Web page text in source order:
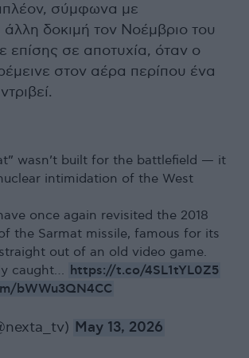
σύμφωνα με
δοκιμή τον Νοέμβριο του
επίσης σε αποτυχία, όταν ο
στον αέρα περίπου ένα
wasn’t built for the battlefield — it
intimidation of the West
once again revisited the 2018
the Sarmat missile, famous for its
out of an old video game.
caught… https://t.co/4SL1tYL0Z5
bWWu3QN4CC
May 13, 2026